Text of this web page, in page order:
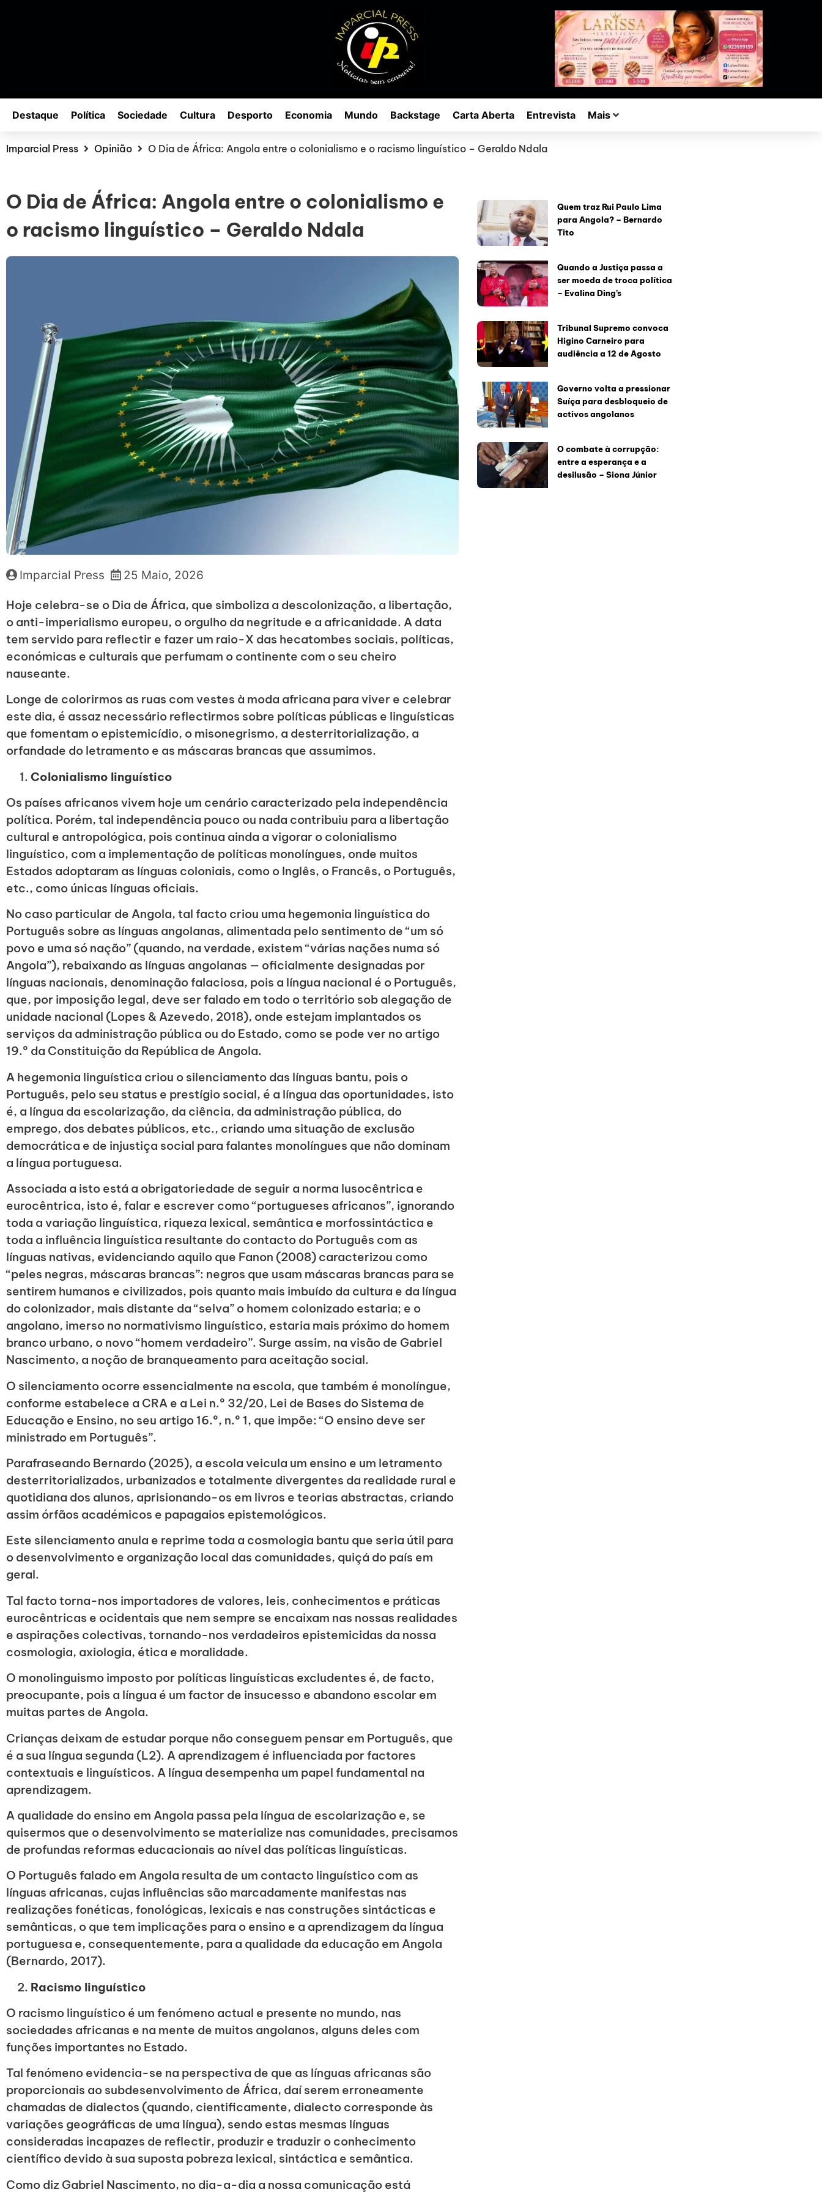
Destaque Política Sociedade Cultura Desporto Economia Mundo Backstage Carta Aberta Entrevista Mais
Imparcial Press Opinião O Dia de África: Angola entre o colonialismo e o racismo linguístico – Geraldo Ndala
O Dia de África: Angola entre o colonialismo e
o racismo linguístico – Geraldo Ndala
Imparcial Press 25 Maio, 2026
Hoje celebra-se o Dia de África, que simboliza a descolonização, a libertação,
o anti-imperialismo europeu, o orgulho da negritude e a africanidade. A data
tem servido para reflectir e fazer um raio-X das hecatombes sociais, políticas,
económicas e culturais que perfumam o continente com o seu cheiro
nauseante.
Longe de colorirmos as ruas com vestes à moda africana para viver e celebrar
este dia, é assaz necessário reflectirmos sobre políticas públicas e linguísticas
que fomentam o epistemicídio, o misonegrismo, a desterritorialização, a
orfandade do letramento e as máscaras brancas que assumimos.
Colonialismo linguístico
Os países africanos vivem hoje um cenário caracterizado pela independência
política. Porém, tal independência pouco ou nada contribuiu para a libertação
cultural e antropológica, pois continua ainda a vigorar o colonialismo
linguístico, com a implementação de políticas monolíngues, onde muitos
Estados adoptaram as línguas coloniais, como o Inglês, o Francês, o Português,
etc., como únicas línguas oficiais.
No caso particular de Angola, tal facto criou uma hegemonia linguística do
Português sobre as línguas angolanas, alimentada pelo sentimento de “um só
povo e uma só nação” (quando, na verdade, existem “várias nações numa só
Angola”), rebaixando as línguas angolanas — oficialmente designadas por
línguas nacionais, denominação falaciosa, pois a língua nacional é o Português,
que, por imposição legal, deve ser falado em todo o território sob alegação de
unidade nacional (Lopes & Azevedo, 2018), onde estejam implantados os
serviços da administração pública ou do Estado, como se pode ver no artigo
19.º da Constituição da República de Angola.
A hegemonia linguística criou o silenciamento das línguas bantu, pois o
Português, pelo seu status e prestígio social, é a língua das oportunidades, isto
é, a língua da escolarização, da ciência, da administração pública, do
emprego, dos debates públicos, etc., criando uma situação de exclusão
democrática e de injustiça social para falantes monolíngues que não dominam
a língua portuguesa.
Associada a isto está a obrigatoriedade de seguir a norma lusocêntrica e
eurocêntrica, isto é, falar e escrever como “portugueses africanos”, ignorando
toda a variação linguística, riqueza lexical, semântica e morfossintáctica e
toda a influência linguística resultante do contacto do Português com as
línguas nativas, evidenciando aquilo que Fanon (2008) caracterizou como
“peles negras, máscaras brancas”: negros que usam máscaras brancas para se
sentirem humanos e civilizados, pois quanto mais imbuído da cultura e da língua
do colonizador, mais distante da “selva” o homem colonizado estaria; e o
angolano, imerso no normativismo linguístico, estaria mais próximo do homem
branco urbano, o novo “homem verdadeiro”. Surge assim, na visão de Gabriel
Nascimento, a noção de branqueamento para aceitação social.
O silenciamento ocorre essencialmente na escola, que também é monolíngue,
conforme estabelece a CRA e a Lei n.º 32/20, Lei de Bases do Sistema de
Educação e Ensino, no seu artigo 16.º, n.º 1, que impõe: “O ensino deve ser
ministrado em Português”.
Parafraseando Bernardo (2025), a escola veicula um ensino e um letramento
desterritorializados, urbanizados e totalmente divergentes da realidade rural e
quotidiana dos alunos, aprisionando-os em livros e teorias abstractas, criando
assim órfãos académicos e papagaios epistemológicos.
Este silenciamento anula e reprime toda a cosmologia bantu que seria útil para
o desenvolvimento e organização local das comunidades, quiçá do país em
geral.
Tal facto torna-nos importadores de valores, leis, conhecimentos e práticas
eurocêntricas e ocidentais que nem sempre se encaixam nas nossas realidades
e aspirações colectivas, tornando-nos verdadeiros epistemicidas da nossa
cosmologia, axiologia, ética e moralidade.
O monolinguismo imposto por políticas linguísticas excludentes é, de facto,
preocupante, pois a língua é um factor de insucesso e abandono escolar em
muitas partes de Angola.
Crianças deixam de estudar porque não conseguem pensar em Português, que
é a sua língua segunda (L2). A aprendizagem é influenciada por factores
contextuais e linguísticos. A língua desempenha um papel fundamental na
aprendizagem.
A qualidade do ensino em Angola passa pela língua de escolarização e, se
quisermos que o desenvolvimento se materialize nas comunidades, precisamos
de profundas reformas educacionais ao nível das políticas linguísticas.
O Português falado em Angola resulta de um contacto linguístico com as
línguas africanas, cujas influências são marcadamente manifestas nas
realizações fonéticas, fonológicas, lexicais e nas construções sintácticas e
semânticas, o que tem implicações para o ensino e a aprendizagem da língua
portuguesa e, consequentemente, para a qualidade da educação em Angola
(Bernardo, 2017).
Racismo linguístico
O racismo linguístico é um fenómeno actual e presente no mundo, nas
sociedades africanas e na mente de muitos angolanos, alguns deles com
funções importantes no Estado.
Tal fenómeno evidencia-se na perspectiva de que as línguas africanas são
proporcionais ao subdesenvolvimento de África, daí serem erroneamente
chamadas de dialectos (quando, cientificamente, dialecto corresponde às
variações geográficas de uma língua), sendo estas mesmas línguas
consideradas incapazes de reflectir, produzir e traduzir o conhecimento
científico devido à sua suposta pobreza lexical, sintáctica e semântica.
Como diz Gabriel Nascimento, no dia-a-dia a nossa comunicação está
Quem traz Rui Paulo Lima
para Angola? – Bernardo
Tito
Quando a Justiça passa a
ser moeda de troca política
– Evalina Ding’s
Tribunal Supremo convoca
Higino Carneiro para
audiência a 12 de Agosto
Governo volta a pressionar
Suíça para desbloqueio de
activos angolanos
O combate à corrupção:
entre a esperança e a
desilusão – Siona Júnior